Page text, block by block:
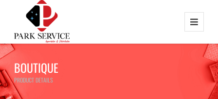
BOUTIQUE
PRODUCT DETAILS